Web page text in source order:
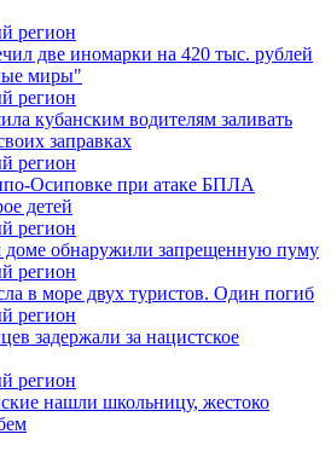
две иномарки на 420 тыс. рублей
миры"
кубанским водителям заливать
заправках
Осиповке при атаке БПЛА
детей
доме обнаружили запрещенную пуму
в море двух туристов. Один погиб
задержали за нацистское
нашли школьницу, жестоко